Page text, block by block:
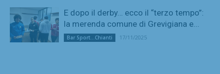
E dopo il derby… ecco il “terzo tempo”:
la merenda comune di Grevigiana e...
Bar Sport...Chianti 17/11/2025